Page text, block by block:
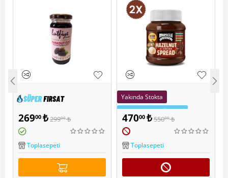
Popüler
Lutfiye Organik Kara Dut
Özü 300 Gr
26900 ₺29900 ₺
Toplasepeti
Yakında Stokta
Sepette Ekstra İndirim
Muscle Cheff Kakaolu
Fındık Ezmesi 2'li paket
47000 ₺55000 ₺
Toplasepeti